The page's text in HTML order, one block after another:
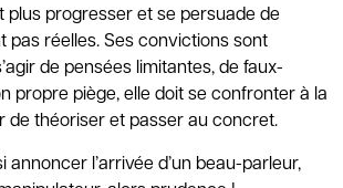
plus progresser et se persuade de
pas réelles. Ses convictions sont
de pensées limitantes, de faux-
propre piège, elle doit se confronter à la
de théoriser et passer au concret.
annoncer l’arrivée d’un beau-parleur,